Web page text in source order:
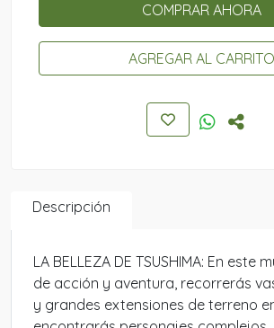
COMPRAR AHORA
AGREGAR AL CARRITO
Descripción
LA BELLEZA DE TSUSHIMA: En este
de acción y aventura, recorrerás
y grandes extensiones de terreno